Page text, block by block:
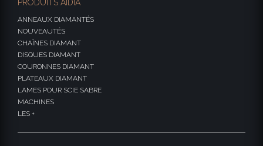
PRODUITS AIDIA
ANNEAUX DIAMANTÉS
NOUVEAUTÉS
CHAÎNES DIAMANT
DISQUES DIAMANT
COURONNES DIAMANT
PLATEAUX DIAMANT
LAMES POUR SCIE SABRE
MACHINES
LES +